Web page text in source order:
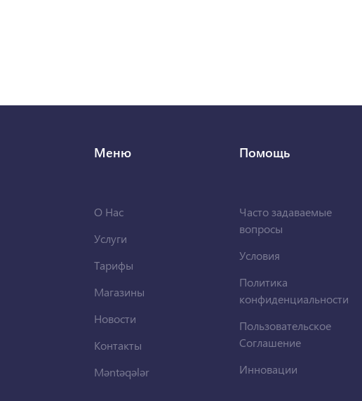
Меню
О Нас
Услуги
Тарифы
Магазины
Новости
Контакты
Məntəqələr
Помощь
Часто задаваемые
вопросы
Условия
Политика
конфиденциальности
Пользовательское
Соглашение
Инновации